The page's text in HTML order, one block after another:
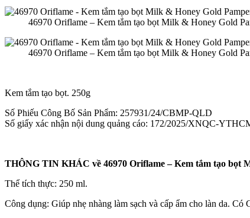
46970 Oriflame – Kem tắm tạo bọt Milk & Honey Gold
46970 Oriflame – Kem tắm tạo bọt Milk & Honey Gold
Kem tắm tạo bọt. 250g
Số Phiếu Công Bố Sản Phẩm: 257931/24/CBMP-QLD
Số giấy xác nhận nội dung quảng cáo: 172/2025/XNQC-
THÔNG TIN KHÁC về 46970 Oriflame – Kem tắm tạo bọt
Thể tích thực: 250 ml.
Công dụng: Giúp nhẹ nhàng làm sạch và cấp ẩm cho làn da.